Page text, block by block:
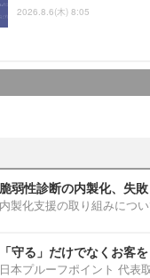
2026.8.6(木) 8:05
脆弱性診断の内製化、失
内製化支援の取り組みにつ
「守る」だけでなくお客
日本プルーフポイント 代表